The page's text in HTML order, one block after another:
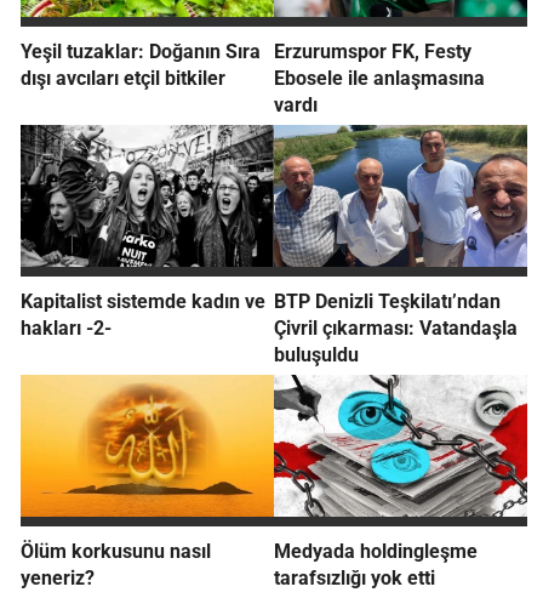
Yeşil tuzaklar: Doğanın Sıra
dışı avcıları etçil bitkiler
Erzurumspor FK, Festy
Ebosele ile anlaşmasına
vardı
Kapitalist sistemde kadın ve
hakları -2-
BTP Denizli Teşkilatı’ndan
Çivril çıkarması: Vatandaşla
buluşuldu
Ölüm korkusunu nasıl
yeneriz?
Medyada holdingleşme
tarafsızlığı yok etti